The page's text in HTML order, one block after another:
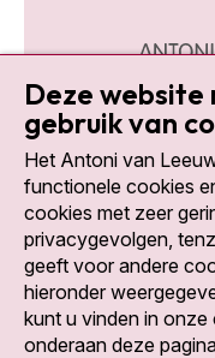
Social media
Deze website
gebruik van
Het Antoni van
functionele cookies
cookies met zeer
privacygevolgen,
geeft voor andere
hieronder
kunt u vinden in
onderaan deze